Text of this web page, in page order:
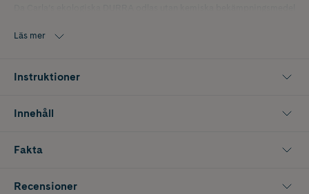
sädesslag – från odling till färdig förpackning.
Läs mer
Instruktioner
Innehåll
Fakta
Recensioner